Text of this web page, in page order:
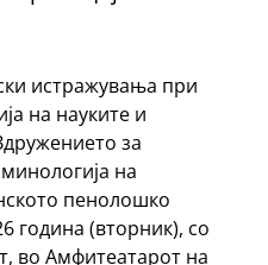
истражувања при
на науките и
за
на
пенолошко
година (вторник), со
во Амфитеатарот на